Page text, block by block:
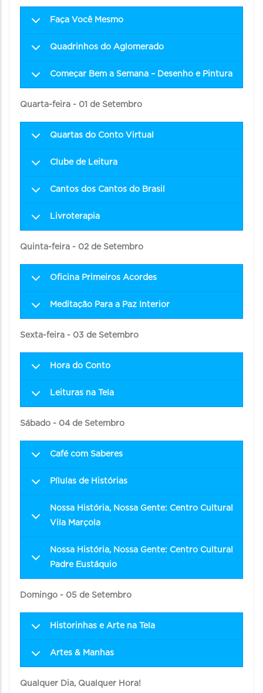
Faça Você Mesmo
Quadrinhos do Aglomerado
Começar Bem a Semana – Desenho e Pintura
Quarta-feira - 01 de Setembro
Quartas do Conto Virtual
Clube de Leitura
Cantos dos Cantos do Brasil
Livroterapia
Quinta-feira - 02 de Setembro
Oficina Primeiros Acordes
Meditação Para a Paz Interior
Sexta-feira - 03 de Setembro
Hora do Conto
Leituras na Tela
Sábado - 04 de Setembro
Café com Saberes
Pílulas de Histórias
Nossa História, Nossa Gente: Centro Cultural
Vila Marçola
Nossa História, Nossa Gente: Centro Cultural
Padre Eustáquio
Domingo - 05 de Setembro
Historinhas e Arte na Tela
Artes & Manhas
Qualquer Dia, Qualquer Hora!